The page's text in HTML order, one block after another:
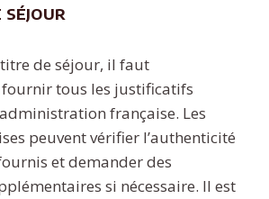
séjour
de séjour, il faut
tous les justificatifs
française. Les
peuvent vérifier l’authenticité
et demander des
si nécessaire. Il est